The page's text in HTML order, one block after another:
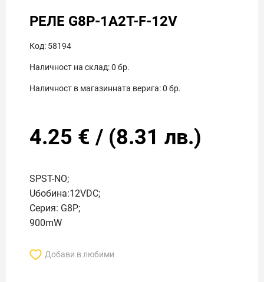
РЕЛЕ G8P-1A2T-F-12V
Код: 58194
Наличност на склад:0 бр.
Наличност в магазинната верига:0 бр.
4.25 € / (8.31 лв.)
SPST-NO;
Uбобина:12VDC;
Серия: G8P;
900mW
Добави в любими